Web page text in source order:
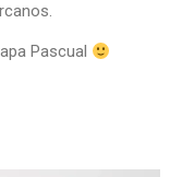
Pascual